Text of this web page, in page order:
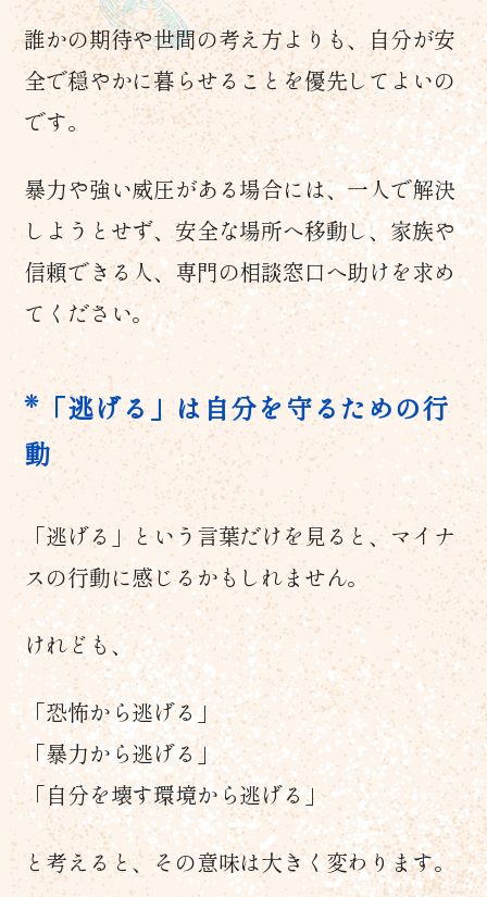
誰かの期待や世間の考え方よりも、自分が安
全で穏やかに暮らせることを優先してよいの
です。
暴力や強い威圧がある場合には、一人で解決
しようとせず、安全な場所へ移動し、家族や
信頼できる人、専門の相談窓口へ助けを求め
てください。
「逃げる」は自分を守るための行
動
「逃げる」という言葉だけを見ると、マイナ
スの行動に感じるかもしれません。
けれども、
「恐怖から逃げる」
「暴力から逃げる」
「自分を壊す環境から逃げる」
と考えると、その意味は大きく変わります。